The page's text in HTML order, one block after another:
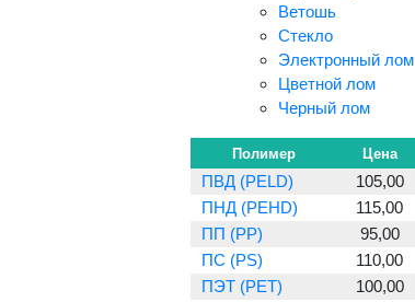
Ветошь
Стекло
Электронный лом
Цветной лом
Черный лом
Полимер Цена
ПВД (PELD) 105,00
ПНД (PEHD)
115,00
ПП (PP)
95,00
ПС (PS)
110,00
ПЭТ (PET)
100,00